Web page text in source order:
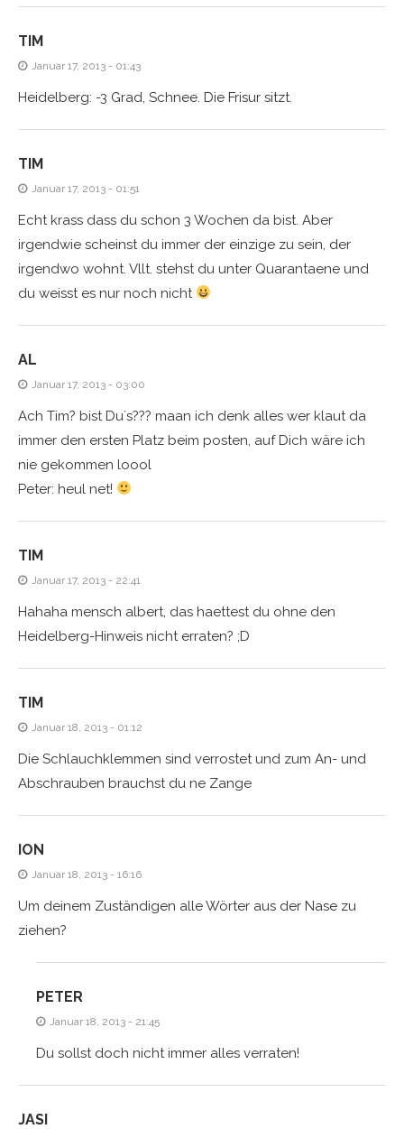
TIM
Januar 17, 2013 - 01:43
Heidelberg: -3 Grad, Schnee. Die Frisur sitzt.
TIM
Januar 17, 2013 - 01:51
Echt krass dass du schon 3 Wochen da bist. Aber
irgendwie scheinst du immer der einzige zu sein, der
irgendwo wohnt. Vllt. stehst du unter Quarantaene und
du weisst es nur noch nicht
AL
Januar 17, 2013 - 03:00
Ach Tim? bist Du´s??? maan ich denk alles wer klaut da
immer den ersten Platz beim posten, auf Dich wäre ich
nie gekommen loool
Peter: heul net!
TIM
Januar 17, 2013 - 22:41
Hahaha mensch albert, das haettest du ohne den
Heidelberg-Hinweis nicht erraten? ;D
TIM
Januar 18, 2013 - 01:12
Die Schlauchklemmen sind verrostet und zum An- und
Abschrauben brauchst du ne Zange
ION
Januar 18, 2013 - 16:16
Um deinem Zuständigen alle Wörter aus der Nase zu
ziehen?
PETER
Januar 18, 2013 - 21:45
Du sollst doch nicht immer alles verraten!
JASI